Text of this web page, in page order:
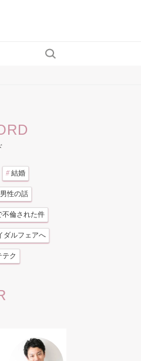
# 結婚
性の話
不倫された件
ダルフェアへ
テク